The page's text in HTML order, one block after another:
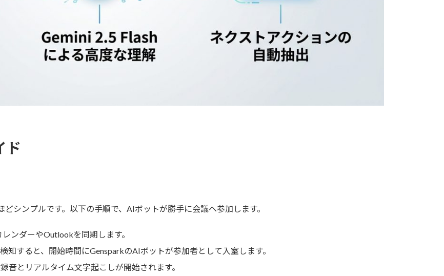
ド
シンプルです。以下の手順で、AIボットが勝手に会議へ参加します。
ンダーやOutlookを同期します。
知すると、開始時間にGensparkのAIボットが参加者として入室します。
音とリアルタイム文字起こしが開始されます。